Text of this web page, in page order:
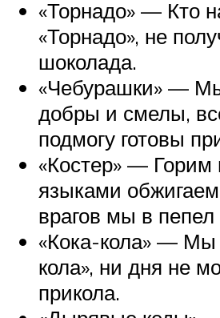
«Торнадо» — Кто
«Торнадо», не
шоколада.
«Чебурашки» —
добры и смелы,
подмогу готовы
«Костер» — Горим
языками
врагов мы в
«Кока-кола» — Мы
кола», ни дня не
прикола.